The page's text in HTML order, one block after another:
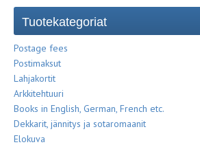
Tuotekategoriat
Postage fees
Postimaksut
Lahjakortit
Arkkitehtuuri
Books in English, German, French etc.
Dekkarit, jännitys ja sotaromaanit
Elokuva